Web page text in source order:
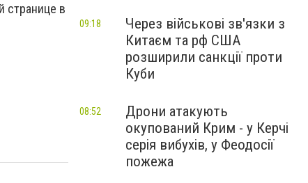
странице в
Через військові зв'язки з
Китаєм та рф США
розширили санкції проти
Куби
09:18
Дрони атакують
окупований Крим - у Керчі
серія вибухів, у Феодосії
пожежа
08:52